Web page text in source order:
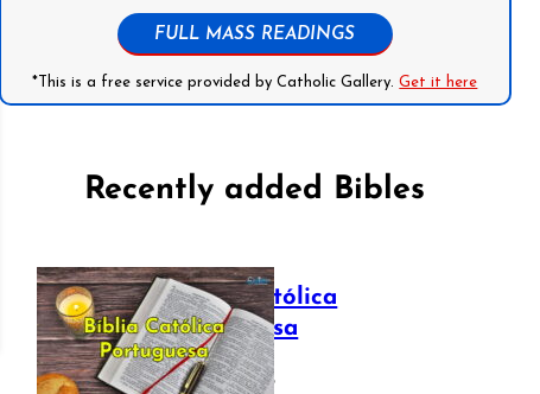
FULL MASS READINGS
*This is a free service provided by Catholic Gallery.Get it here
Recently added Bibles
Bíblia Católica
Portuguesa
July 16, 2025